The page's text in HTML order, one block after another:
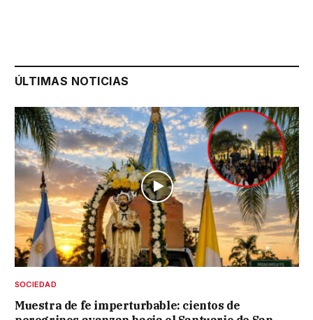
ÚLTIMAS NOTICIAS
SOCIEDAD
Muestra de fe imperturbable: cientos de